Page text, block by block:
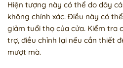
Hiện tượng này có thể do dây
không chính xác. Điều này có
giảm tuổi thọ của cửa. Kiểm tra
trợ, điều chỉnh lại nếu cần thiết
mượt mà.